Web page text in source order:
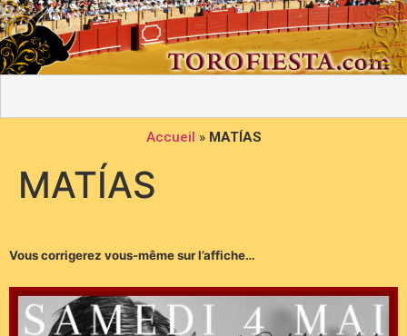
Accueil » MATÍAS
MATÍAS
Vous corrigerez vous-même sur l’affiche…